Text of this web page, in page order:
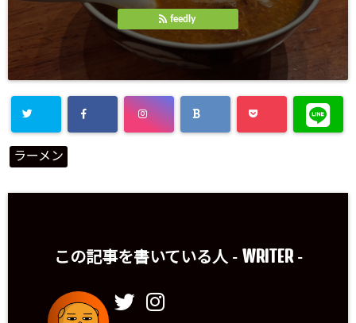
feedly
ラーメン
この記事を書いている人 - WRITER-